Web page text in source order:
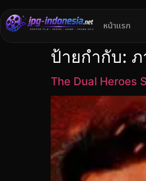
หน้าแรก
ป้ายกำกับ: ภ
The Dual Heroes